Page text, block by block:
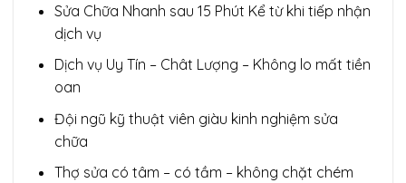
Sửa Chữa Nhanh sau 15 Phút Kể từ khi tiếp nhận
dịch vụ
Dịch vụ Uy Tín – Chât Lượng – Không lo mất tiền
oan
Đội ngũ kỹ thuật viên giàu kinh nghiệm sửa
chữa
Thợ sửa có tâm – có tầm – không chặt chém